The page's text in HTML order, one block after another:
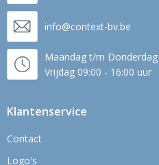
info@context-bv.be
Maandag t/m
Vrijdag 09:00 - 16:00 uur
Klantenservice
Contact
Logo's